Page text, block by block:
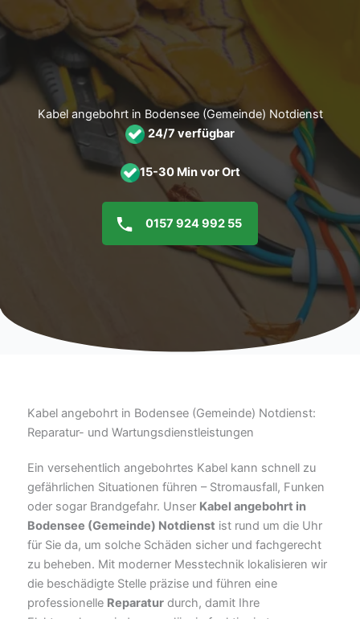
Inhalt
Kabel angebohrt in Bodensee (Gemeinde) Notdienst
24/7 verfügbar
15-30 Min vor Ort
0157 924 992 55
Kabel angebohrt in Bodensee (Gemeinde) Notdienst:
Reparatur- und Wartungsdienstleistungen
Ein versehentlich angebohrtes Kabel kann schnell zu
gefährlichen Situationen führen – Stromausfall, Funken
oder sogar Brandgefahr. Unser Kabel angebohrt in
Bodensee (Gemeinde) Notdienst ist rund um die Uhr
für Sie da, um solche Schäden sicher und fachgerecht
zu beheben. Mit moderner Messtechnik lokalisieren wir
die beschädigte Stelle präzise und führen eine
professionelle Reparatur durch, damit Ihre